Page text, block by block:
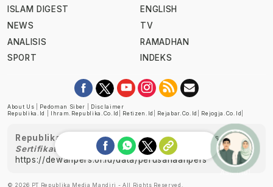
ISLAM DIGEST
NEWS
ANALISIS
SPORT
ENGLISH
TV
RAMADHAN
INDEKS
About Us Pedoman Siber
Disclaimer
Republika.id
Ihram.republika.co.id Retizen.id Rejabar.co.id Rejogja.co.id
Republika telah diverifikasi oleh Dewan Pers
Sertifikat Nomor 1058/DP-Verifikasi/K/XII/2022
https://dewanpers.or.id/data/perusahaanpers
© 2026 PT Republika Media Mandiri - All Rights Reserved.
Ask me!